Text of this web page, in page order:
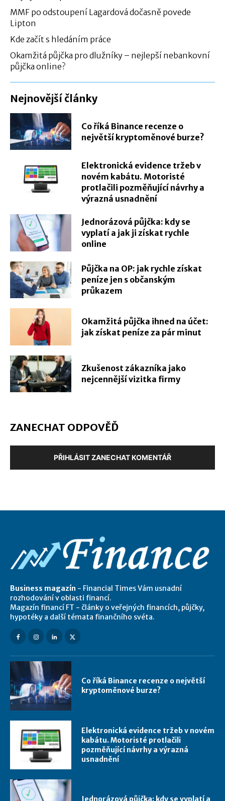
MMF po odstoupení Lagardová dočasně povede
Lipton
Kde začít s hledáním práce
Okamžitá půjčka pro dlužníky – nejlepší nebankovní
půjčka online?
Nejnovější články
Co říká Binance recenze o
největší kryptoměnové burze?
Elektronická evidence tržeb v
novém kabátu. Motoristé
protlačili pozměňující návrhy a
výrazná usnadnění
Jednorázová půjčka: kdy se
vyplatí a jak ji získat rychle
online
Půjčka na OP: jak rychle získat
peníze jen s občanským
průkazem
Okamžitá půjčka ihned na účet:
jak získat peníze za pár minut
Zkušenost zákazníka jako
nejcennější vizitka firmy
ZANECHAT ODPOVĚĎ
PŘIHLÁSIT ZANECHAT KOMENTÁŘ
Business magazín - Financial Times Vám usnadní
rozhodování v oblasti financí.
Magazín financí FT - články o veřejných financích, půjčky,
hypotéky a další témata finančního svéta.
Co říká Binance recenze o největší
kryptoměnové burze?
Elektronická evidence tržeb v novém
kabátu. Motoristé protlačili
pozměňující návrhy a výrazná
usnadnění